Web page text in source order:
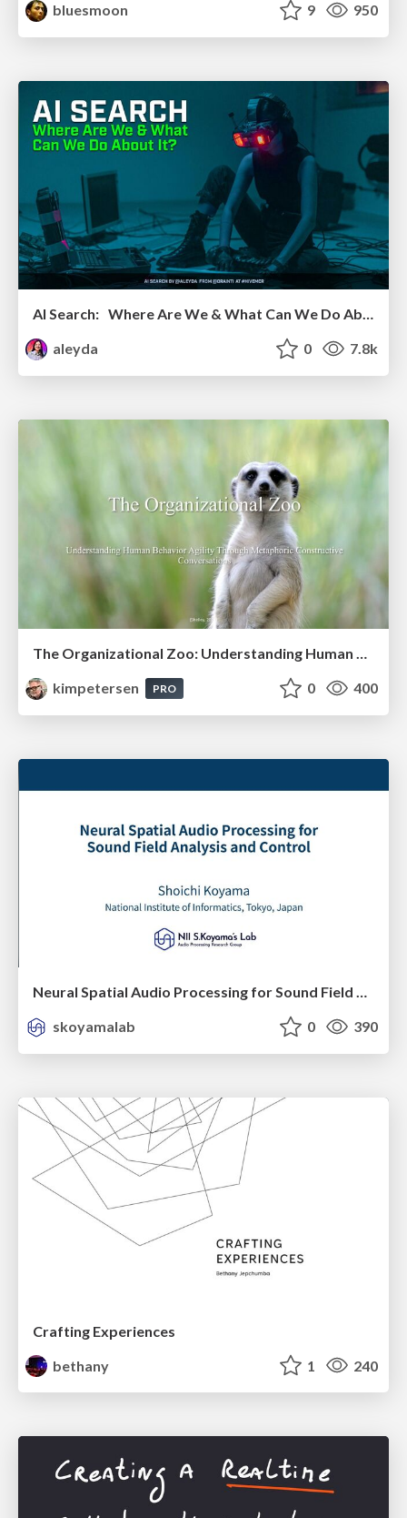
bluesmoon 9 950
AI Search: Where Are We & What Can We Do About It?
aleyda
0 7.8k
kimpetersen
PRO 0 400
Neural Spatial Audio Processing for Sound Field Analysis and Control
skoyamalab
0 390
Crafting Experiences
bethany
1 240